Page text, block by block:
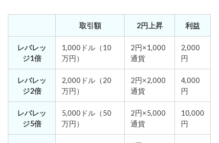
取引額 2円上昇 利益
レバレッ
ジ1倍
1,000ドル（10
万円）
2円×1,000
通貨
2,000
円
レバレッ
ジ2倍
2,000ドル（20
万円）
2円×2,000
通貨
4,000
円
レバレッ
ジ5倍
5,000ドル（50
万円）
2円×5,000
通貨
10,000
円